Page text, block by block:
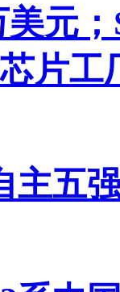
美元
片工
主五